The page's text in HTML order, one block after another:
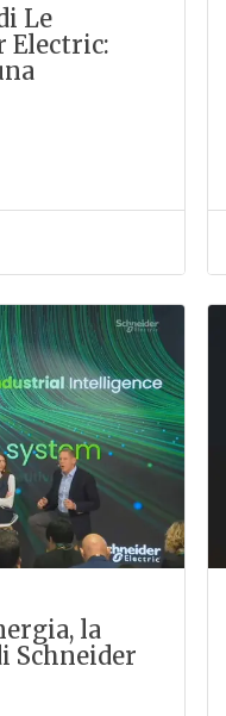
Le
Electric:
la
Schneider